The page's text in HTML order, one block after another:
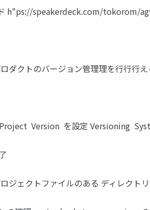
h"ps://speakerdeck.com/
クトのバージョン管理理を⾏行行
Version を設定 Versioning
ェクトファイルのある ディレクト